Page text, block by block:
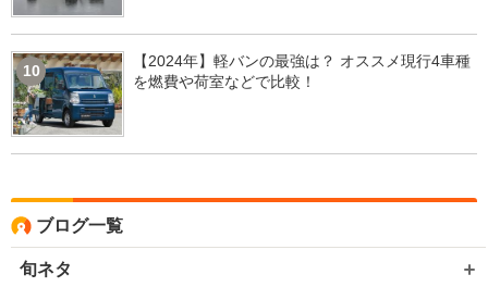
10
【2024年】軽バンの最強は？ オススメ現行4車種
を燃費や荷室などで比較！
ブログ一覧
旬ネタ